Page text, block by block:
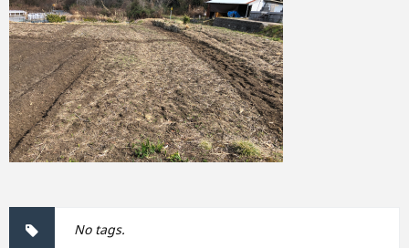
No tags.